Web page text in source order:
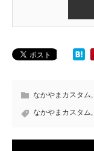
なかやまカスタム
なかやまカスタム